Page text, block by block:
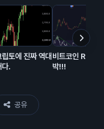
토에 진짜 역대
다.
비트코인 RSI 돌
박!!!
공유